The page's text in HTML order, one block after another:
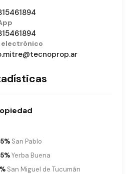
electrónico
San Pablo
Yerba Buena
San Miguel de Tucumán